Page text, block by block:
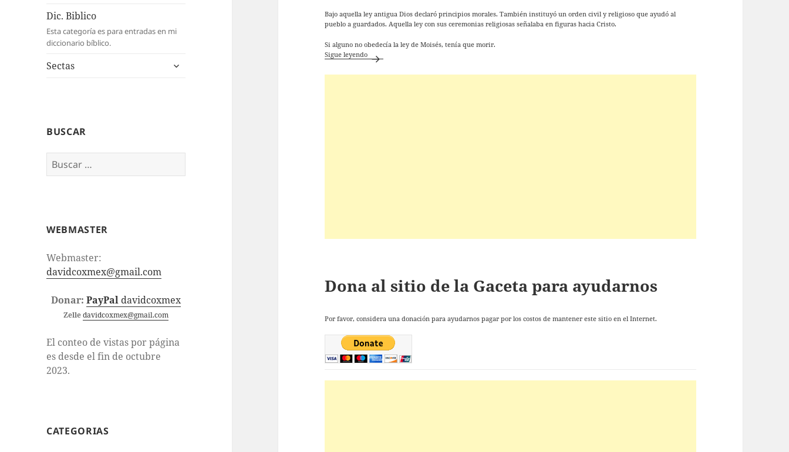
inferior
Dic. Biblico
Esta categoría es para entradas en mi
diccionario bíblico.
Sectas
expande
BUSCAR
Buscar:
WEBMASTER
Webmaster:
davidcoxmex@gmail.com
Donar: PayPal davidcoxmex
Zelledavidcoxmex@gmail.com
El conteo de vistas por página
es desde el fin de octubre
2023.
CATEGORIAS
Bajo aquella ley antigua Dios declaró principios morales. También instituyó un orden civil y religioso que ayudó al
pueblo a guardados. Aquella ley con sus ceremonias religiosas señalaba en figuras hacia Cristo.
Si alguno no obedecía la ley de Moisés, tenía que morir.
Sigue leyendo
Witmer – Ley de Moisés y de Cristo
Dona al sitio de la Gaceta para ayudarnos
Por favor, considera una donación para ayudarnos pagar por los costos de mantener este sitio en el Internet.